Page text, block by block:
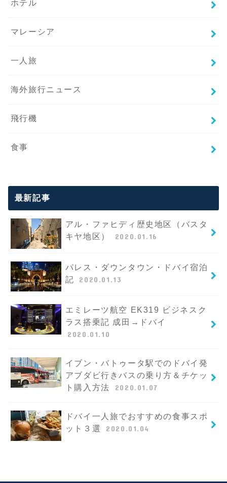
ホテル
マレーシア
一人旅
海外旅行ニュース
飛行機
食事
最新記事
アル・ファヒディ歴史地区（バスタ
キヤ地区）
2020.01.16
パレス・ダウンタウン・ドバイ宿泊
記
2020.01.13
エミレーツ航空 EK319 ビジネスク
ラス搭乗記 成田→ドバイ
2020.01.10
イブン・バトゥータ駅でのドバイ発
アブダビ行きバスの乗り方＆チケッ
ト購入方法
2020.01.07
ドバイ一人旅でおすすめの食事スポ
ット３選
2020.01.04